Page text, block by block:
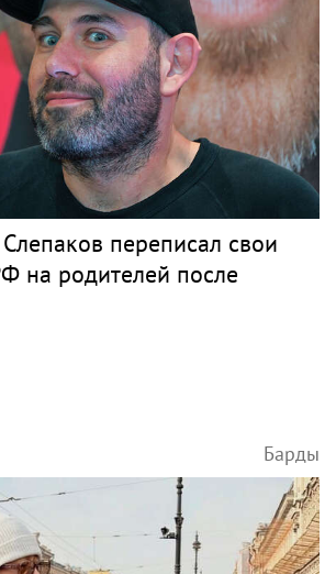
переписал свои
на родителей после
Барды